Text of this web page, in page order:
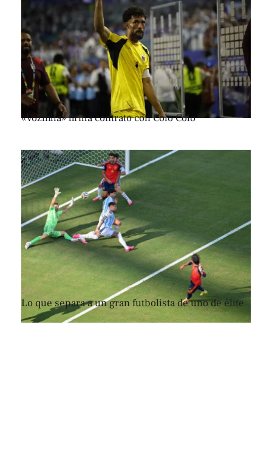
«Vozinha» firma contrato con Colo Colo
Lo que separa a un gran futbolista de uno de élite